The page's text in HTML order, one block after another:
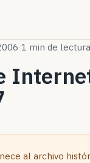
·1 min de lectura
al archivo